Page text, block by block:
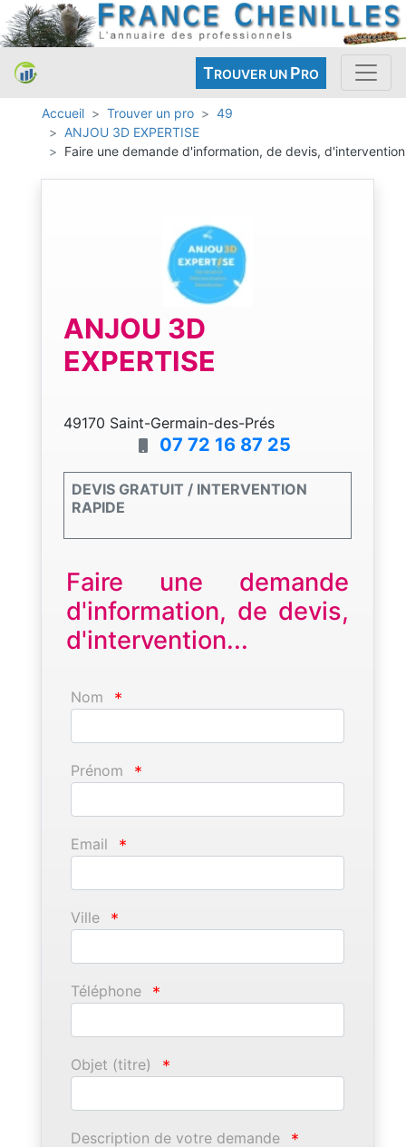
TROUVER UN PRO
Accueil Trouver un pro
49
ANJOU 3D EXPERTISE
Faire une demande d'information, de devis, d'intervention
ANJOU 3D
EXPERTISE
49170 Saint-Germain-des-Prés
07 72 16 87 25
DEVIS GRATUIT / INTERVENTION
RAPIDE
Faire une demande
d'information, de devis,
d'intervention...
Nom *
Prénom *
Email *
Ville *
Téléphone *
Objet (titre) *
Description de votre demande *